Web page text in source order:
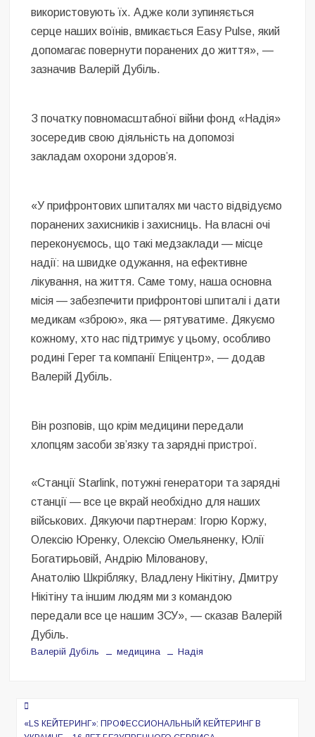
використовують їх. Адже коли зупиняється
серце наших воїнів, вмикається Easy Pulse, який
допомагає повернути поранених до життя», —
зазначив Валерій Дубіль.
З початку повномасштабної війни фонд «Надія»
зосередив свою діяльність на допомозі
закладам охорони здоров’я.
«У прифронтових шпиталях ми часто відвідуємо
поранених захисників і захисниць. На власні очі
переконуємось, що такі медзаклади — місце
надії: на швидке одужання, на ефективне
лікування, на життя. Саме тому, наша основна
місія — забезпечити прифронтові шпиталі і дати
медикам «зброю», яка — рятуватиме. Дякуємо
кожному, хто нас підтримує у цьому, особливо
родині Герег та компанії Епіцентр», — додав
Валерій Дубіль.
Він розповів, що крім медицини передали
хлопцям засоби звʼязку та зарядні пристрої.
«Станції Starlink, потужні генератори та зарядні
станції — все це вкрай необхідно для наших
військових. Дякуючи партнерам: Ігорю Коржу,
Олексію Юренку, Олексію Омельяненку, Юлії
Богатирьовій, Андрію Мілованову,
Анатолію Шкрібляку, Владлену Нікітіну, Дмитру
Нікітіну та іншим людям ми з командою
передали все це нашим ЗСУ», — сказав Валерій
Дубіль.
Валерій Дубіль медицина Надія
Навигация
«LS КЕЙТЕРИНГ»: ПРОФЕССИОНАЛЬНЫЙ КЕЙТЕРИНГ В